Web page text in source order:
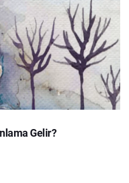
Gelir?